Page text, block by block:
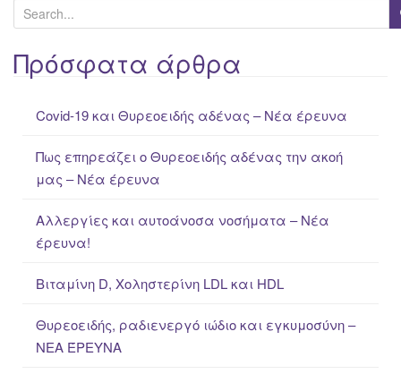
e
a
rΠρόσφατα άρθρα
Covid-19 και Θυρεοειδής αδένας – Νέα έρευνα
Πως επηρεάζει ο Θυρεοειδής αδένας την ακοή
μας – Νέα έρευνα
Αλλεργίες και αυτοάνοσα νοσήματα – Νέα
έρευνα!
Βιταμίνη D, Χοληστερίνη LDL και HDL
Θυρεοειδής, ραδιενεργό ιώδιο και εγκυμοσύνη –
ΝΕΑ ΈΡΕΥΝΑ